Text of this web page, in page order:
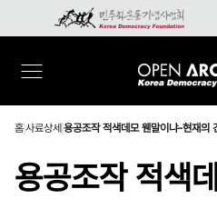
홈사료상세 용공조작 적색데모 웬말이냐-현재의
용공조작 적색